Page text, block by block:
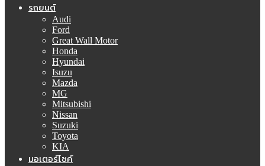
รถยนต์
Audi
Ford
Great Wall Motor
Honda
Hyundai
Isuzu
Mazda
MG
Mitsubishi
Nissan
Suzuki
Toyota
KIA
มอเตอร์ไซค์